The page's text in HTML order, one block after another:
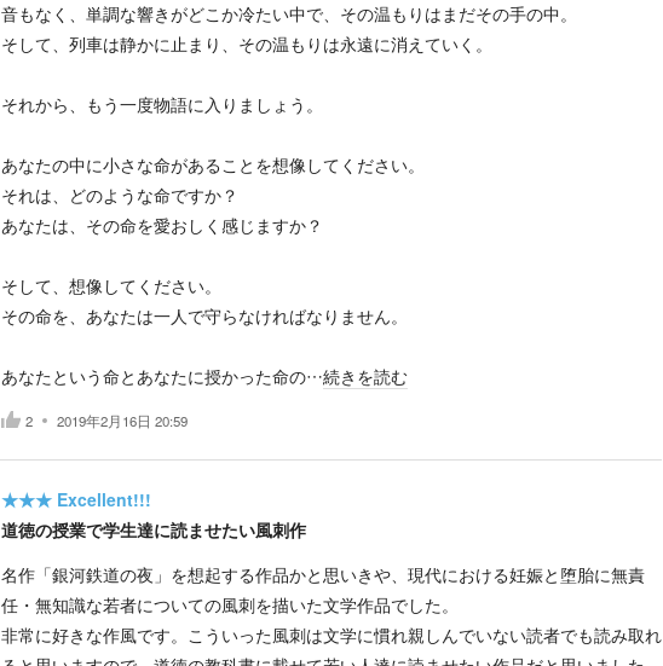
音もなく、単調な響きがどこか冷たい中で、その温もりはまだその手の中。
そして、列車は静かに止まり、その温もりは永遠に消えていく。
それから、もう一度物語に入りましょう。
あなたの中に小さな命があることを想像してください。
それは、どのような命ですか？
あなたは、その命を愛おしく感じますか？
そして、想像してください。
その命を、あなたは一人で守らなければなりません。
あなたという命とあなたに授かった命の…続きを読む
2 2019年2月16日 20:59
★★★ Excellent!!!
道徳の授業で学生達に読ませたい風刺作
名作「銀河鉄道の夜」を想起する作品かと思いきや、現代における妊娠と堕胎に無責
任・無知識な若者についての風刺を描いた文学作品でした。
非常に好きな作風です。こういった風刺は文学に慣れ親しんでいない読者でも読み取れ